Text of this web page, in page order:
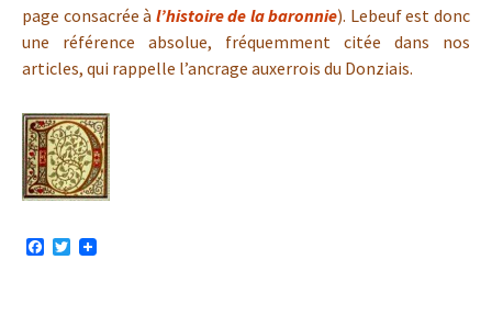
page consacrée à l’histoire de la baronnie). Lebeuf est donc
une référence absolue, fréquemment citée dans nos
articles, qui rappelle l’ancrage auxerrois du Donziais.
T